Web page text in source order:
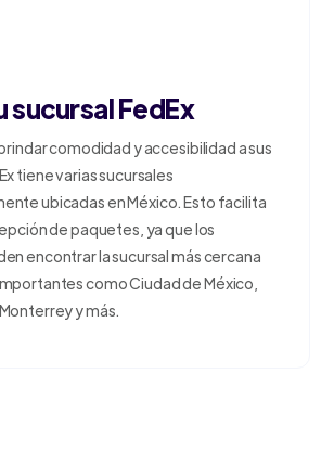
sucursal FedEx
comodidad y accesibilidad a sus
tiene varias sucursales
ubicadas en México. Esto facilita
de paquetes, ya que los
encontrar la sucursal más cercana
como Ciudad de México,
y más.